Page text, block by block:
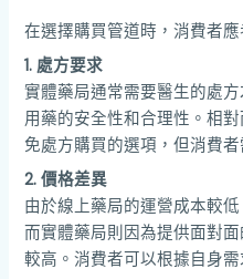
在選擇購買管道時，消費者
1. 處方要求
實體藥局通常需要醫生的處
用藥的安全性和合理性。相
免處方購買的選項，但消費
2. 價格差異
由於線上藥局的運營成本較
而實體藥局則因為提供面對
較高。消費者可以根據自身